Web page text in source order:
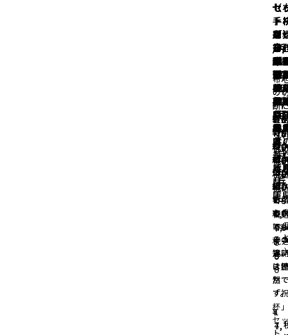
布
の
断
最
で
が
紙
（
紙
を
ら
ても
そ
違
は
然
す。
（
手
用
/兵
庫
¥1
7,
布
の
断
最
で
が
紙
（
紙
を
ら
ても
そ
違
は
然
す。
（
手
用
/兵
庫
¥1
4,
特
な
レ
日
記
日
お
に
ミ
鏡
き
別
「
杯
セ
ト
セ
ト
「
守
祝
セ
ト/
兵
県
セ
ト
な
し/
誕
日
い/
兵
県
¥
税
〜
セ
ト
な
し/
七
三
い
(男
の
子/
女
子
兵
県
¥1
0,
7
8
0
セ
ト
な
し/
還
祝
い/
兵
県
¥
税
〜
セ
ト
な
し/
古
希/
兵
県
¥
税
〜
セ
ト
な
し/
傘
寿/
兵
県
¥
税
〜
セ
ト
な
し/
米
寿/
兵
県
¥
税
〜
セ
ト
な
し/
卒
寿/
兵
県
¥
税
〜
セ
ト
な
し/
寿
（
砂
や
/兵
庫
¥
税
〜
セ
ト
な
し/
祝
（
の
出
/兵
庫
¥
税
〜
セ
ト
な
し/
お
で
い
祝
い/
兵
県
¥
税
〜
セ
ト
な
し/
新
活
お
い/
兵
県
¥
税
〜
セ
ト
な
し
0歳
の
祝
い/
兵
県
¥
税
〜
セ
ト
な
し/
結
記
日
お
い/
兵
県
¥
税
〜
セ
ト
な
し/
定
退
の
祝
い/
兵
県
¥
税
〜
セ
ト
寄
書
「K
OT
KI
/菰
樽
（
も
る
/兵
庫
¥
税
〜
セ
ト
寄
書
「I
」/
菰
（
も
る
/兵
庫
¥
税
〜
セ
ト
寄
書
「
K
」/
菰
（
も
る
/兵
庫
¥1
0,
7
8
0